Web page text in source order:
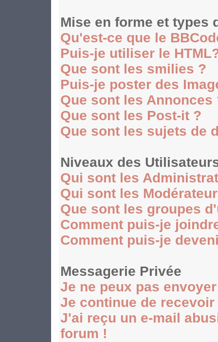
Mise en forme et types
Qu'est-ce que le
Puis-je utiliser le
Que sont les smilies ?
Puis-je poster des
Que sont les Annonces
Que sont les Post-it ?
Que sont les sujets de
Niveaux des
Qui sont les
Qui sont les
Que sont les groupes
Comment puis-je
Comment puis-je
Messagerie Privée
Je ne peux pas
Je continue de
J'ai reçu un e-mail
forum !